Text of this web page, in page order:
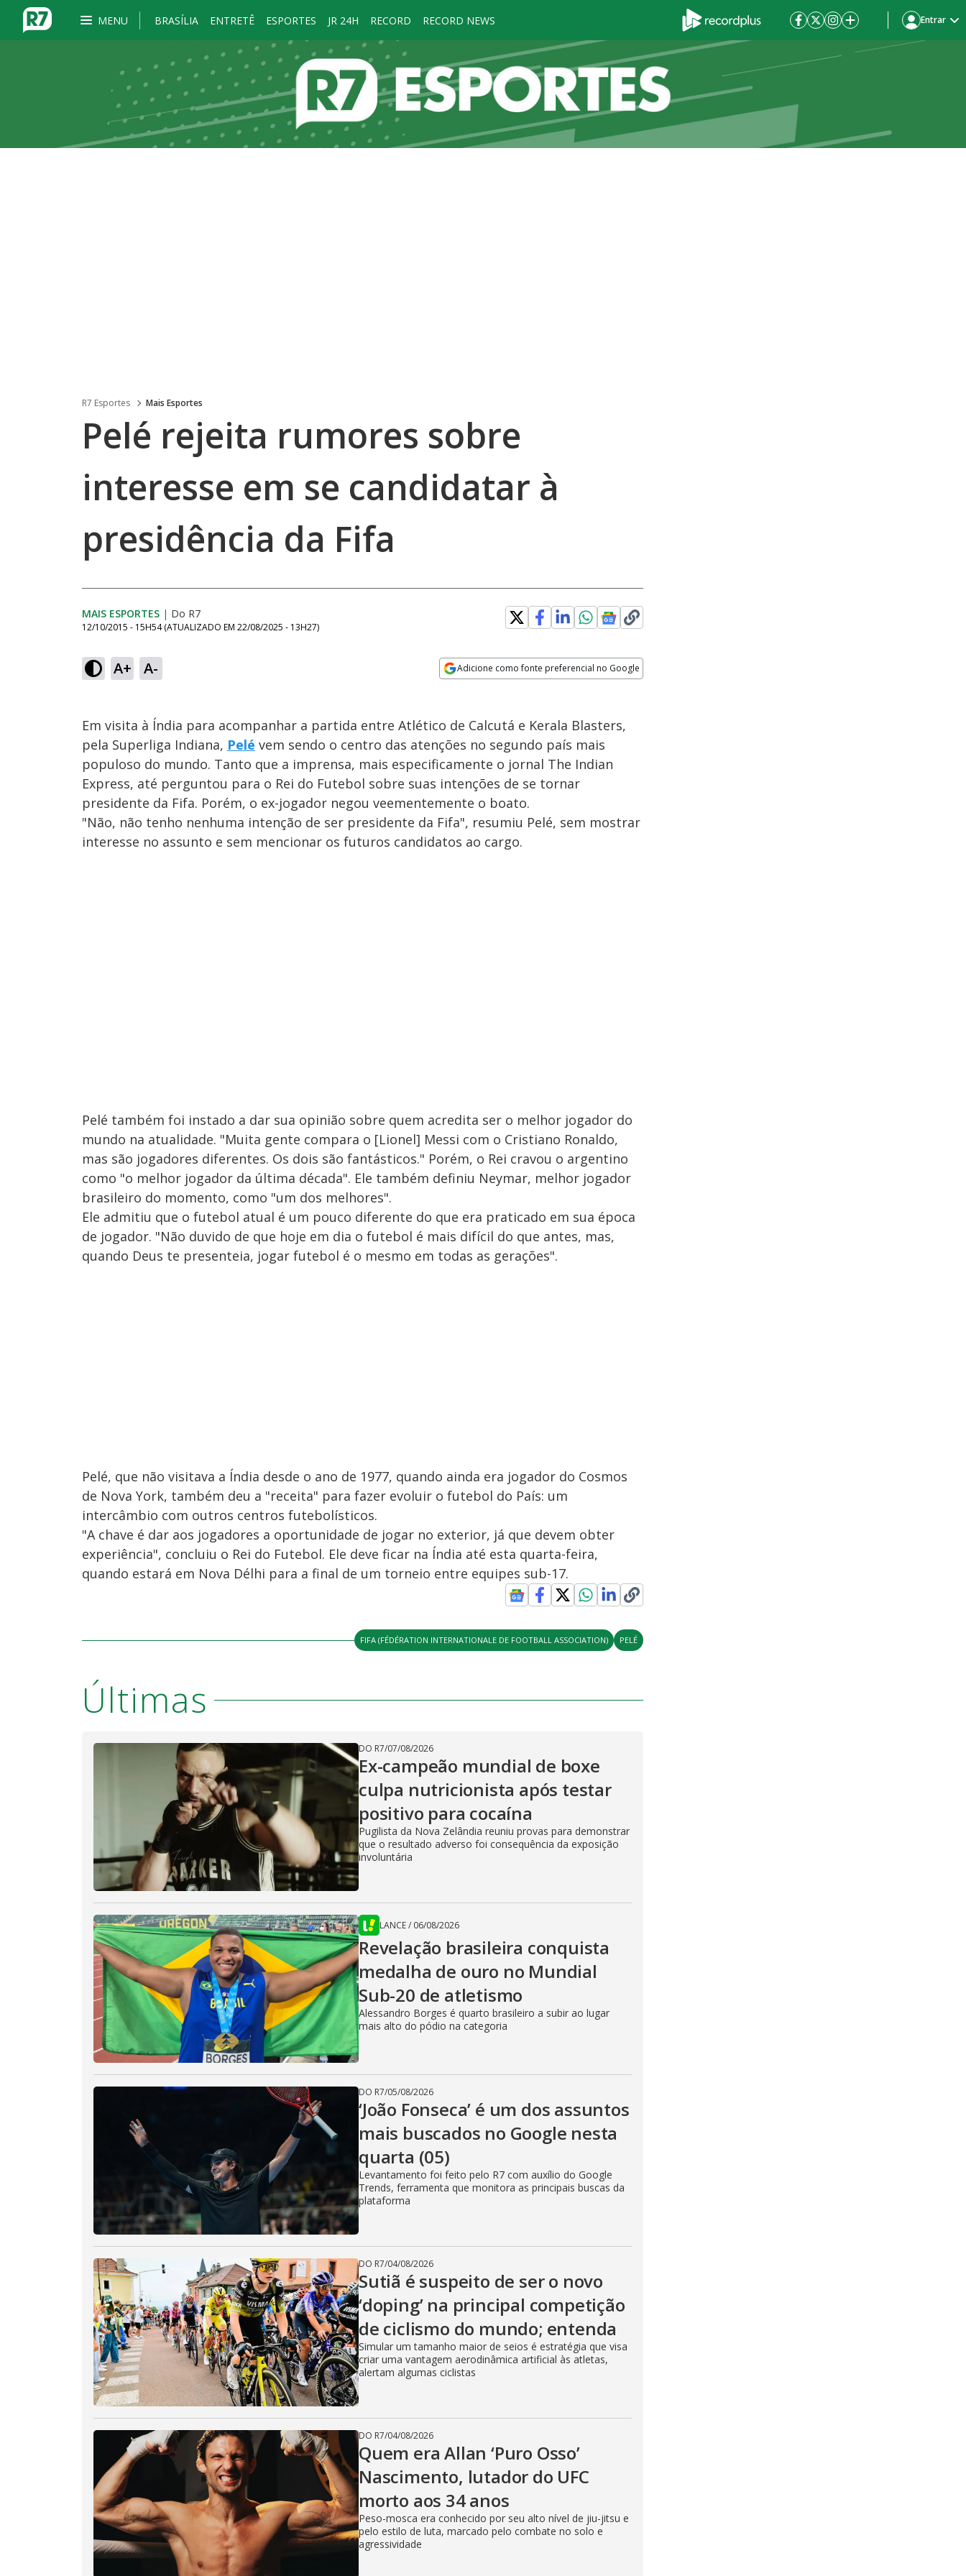
MENU BRASÍLIA ENTRETÊ ESPORTES JR 24H RECORD RECORD NEWS Entrar
R7 Esportes Mais Esportes
Pelé rejeita rumores sobre
interesse em se candidatar à
presidência da Fifa
MAIS ESPORTES | Do R7
12/10/2015 - 15H54 (ATUALIZADO EM 22/08/2025 - 13H27)
A+ A- Adicione como fonte preferencial no Google
Em visita à Índia para acompanhar a partida entre Atlético de Calcutá e Kerala Blasters,
pela Superliga Indiana, Pelé vem sendo o centro das atenções no segundo país mais
populoso do mundo. Tanto que a imprensa, mais especificamente o jornal The Indian
Express, até perguntou para o Rei do Futebol sobre suas intenções de se tornar
presidente da Fifa. Porém, o ex-jogador negou veementemente o boato.
"Não, não tenho nenhuma intenção de ser presidente da Fifa", resumiu Pelé, sem mostrar
interesse no assunto e sem mencionar os futuros candidatos ao cargo.
Pelé também foi instado a dar sua opinião sobre quem acredita ser o melhor jogador do
mundo na atualidade. "Muita gente compara o [Lionel] Messi com o Cristiano Ronaldo,
mas são jogadores diferentes. Os dois são fantásticos." Porém, o Rei cravou o argentino
como "o melhor jogador da última década". Ele também definiu Neymar, melhor jogador
brasileiro do momento, como "um dos melhores".
Ele admitiu que o futebol atual é um pouco diferente do que era praticado em sua época
de jogador. "Não duvido de que hoje em dia o futebol é mais difícil do que antes, mas,
quando Deus te presenteia, jogar futebol é o mesmo em todas as gerações".
Pelé, que não visitava a Índia desde o ano de 1977, quando ainda era jogador do Cosmos
de Nova York, também deu a "receita" para fazer evoluir o futebol do País: um
intercâmbio com outros centros futebolísticos.
"A chave é dar aos jogadores a oportunidade de jogar no exterior, já que devem obter
experiência", concluiu o Rei do Futebol. Ele deve ficar na Índia até esta quarta-feira,
quando estará em Nova Délhi para a final de um torneio entre equipes sub-17.
FIFA (FÉDÉRATION INTERNATIONALE DE FOOTBALL ASSOCIATION) PELÉ
Últimas
DO R7/07/08/2026
Ex-campeão mundial de boxe
culpa nutricionista após testar
positivo para cocaína
Pugilista da Nova Zelândia reuniu provas para demonstrar
que o resultado adverso foi consequência da exposição
involuntária
LANCE/ 06/08/2026
Revelação brasileira conquista
medalha de ouro no Mundial
Sub-20 de atletismo
Alessandro Borges é quarto brasileiro a subir ao lugar
mais alto do pódio na categoria
DO R7/05/08/2026
‘João Fonseca’ é um dos assuntos
mais buscados no Google nesta
quarta (05)
Levantamento foi feito pelo R7 com auxílio do Google
Trends, ferramenta que monitora as principais buscas da
plataforma
DO R7/04/08/2026
Sutiã é suspeito de ser o novo
‘doping’ na principal competição
de ciclismo do mundo; entenda
Simular um tamanho maior de seios é estratégia que visa
criar uma vantagem aerodinâmica artificial às atletas,
alertam algumas ciclistas
DO R7/04/08/2026
Quem era Allan ‘Puro Osso’
Nascimento, lutador do UFC
morto aos 34 anos
Peso-mosca era conhecido por seu alto nível de jiu-jitsu e
pelo estilo de luta, marcado pelo combate no solo e
agressividade